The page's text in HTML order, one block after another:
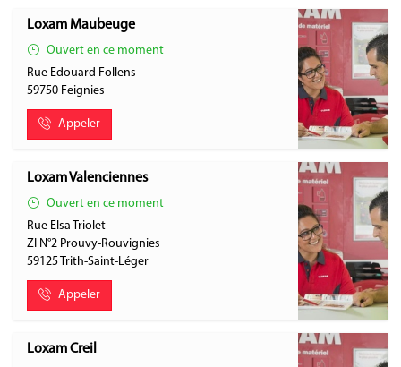
Loxam Maubeuge
Ouvert en ce moment
Rue Edouard Follens
59750 Feignies
Appeler
Loxam Valenciennes
Ouvert en ce moment
Rue Elsa Triolet
ZI N°2 Prouvy-Rouvignies
59125 Trith-Saint-Léger
Appeler
Loxam Creil